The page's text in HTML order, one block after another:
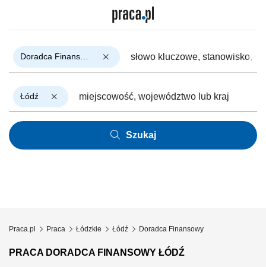
Łódź
Szukaj
Praca.pl Praca Łódzkie Łódź Doradca Finansowy
PRACA DORADCA FINANSOWY ŁÓDŹ